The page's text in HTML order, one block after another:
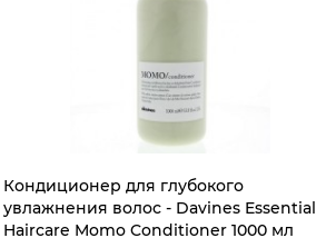
Кондиционер для глубокого
увлажнения волос - Davines Essential
Haircare Momo Conditioner 1000 мл